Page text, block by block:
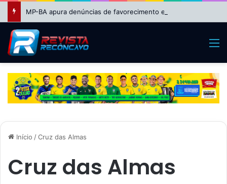
Início /Cruz das Almas
Cruz das Almas